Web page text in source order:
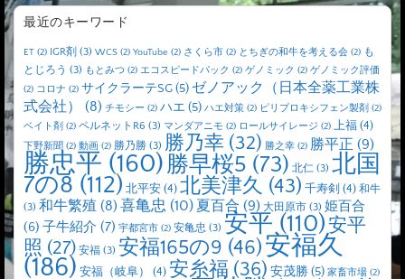
最近のキーワード
ET (2) IGR剤 (3) WCS (2) YouTube (2) さくら市 (2) とちぎの和牛を考える会 (2) も
とじろう (3) もとみつ (2) エコスピードパック (2) ゲノミック (2) ゲノミック評価
(2) コロナ (2) サイクラーテSG(5) ゼノアック（日本全薬工業株
式会社）
(8) チモシー (2) ハエ (5) ハエ対策 (2) ピリプロキシフェン製剤 (2)
ベイト剤 (2) ペルネットR6 (3) マンダアニモ (2) ロールサイレージ (2) 上福 (4)
下野新聞 (2) 動画 (2) 勝乃勝 (3) 勝乃幸 (32) 勝之幸 (2) 勝平正 (9)
勝忠平 (160) 勝早桜5 (73) 北仁 (3) 北国
7の8 (112) 北平安 (4) 北美津久 (43) 千寿剣 (4) 和牛
(3) 和牛繁殖 (8) 喜亀忠 (10) 夏百合 (9) 大田原市 (3) 姫百合
(6) 子牛紹介 (7) 宇都宮市 (2) 安亀忠 (3) 安平 (110)安平
照 (27) 安福 (3) 安福165の9 (46)安福久
(186) 安福（岐阜） (4) 安糸福 (36) 安茂勝 (5) 家畜市場 (2)